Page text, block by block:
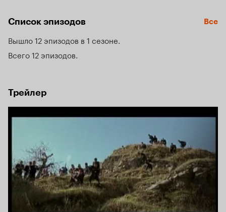
жены командира гарнизона...
Список эпизодов Все
Вышло 12 эпизодов в 1 сезоне
Всего 12 эпизодов
Трейлер